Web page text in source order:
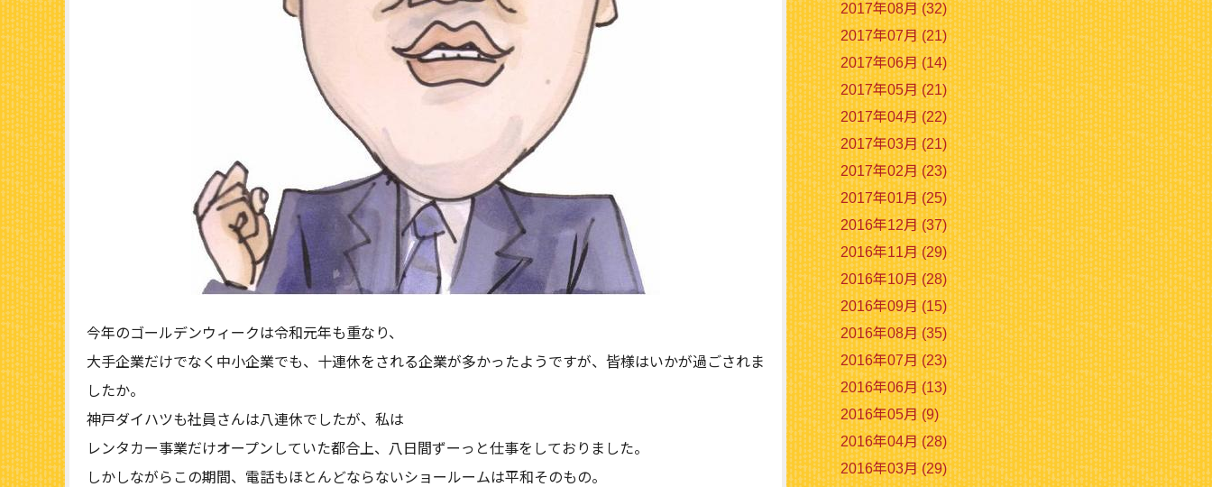
今年のゴールデンウィークは令和元年も重なり、
大手企業だけでなく中小企業でも、十連休をされる企業が多かったようですが、皆様はいかが過ごされま
したか。
神戸ダイハツも社員さんは八連休でしたが、私は
レンタカー事業だけオープンしていた都合上、八日間ずーっと仕事をしておりました。
しかしながらこの期間、電話もほとんどならないショールームは平和そのもの。
2017年08月 (32)
2017年07月 (21)
2017年06月 (14)
2017年05月 (21)
2017年04月 (22)
2017年03月 (21)
2017年02月 (23)
2017年01月 (25)
2016年12月 (37)
2016年11月 (29)
2016年10月 (28)
2016年09月 (15)
2016年08月 (35)
2016年07月 (23)
2016年06月 (13)
2016年05月 (9)
2016年04月 (28)
2016年03月 (29)